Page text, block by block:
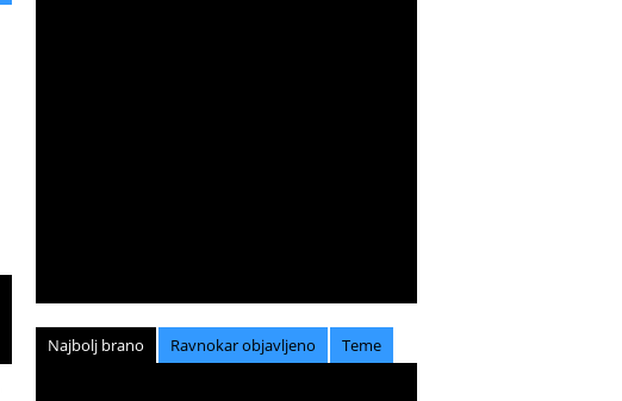
Najbolj brano Ravnokar objavljeno Teme